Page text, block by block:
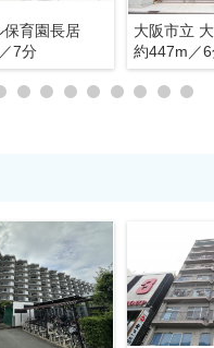
保育園長居
7分
大阪市立
約447m／